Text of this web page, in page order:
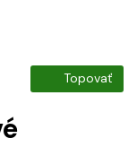
Topovať